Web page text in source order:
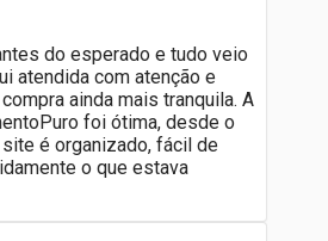
do esperado e tudo veio
atendida com atenção e
ainda mais tranquila. A
foi ótima, desde o
é organizado, fácil de
o que estava